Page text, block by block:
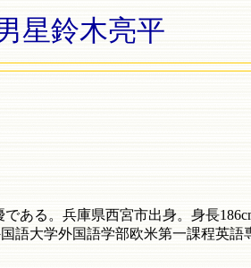
星鈴木亮平
である。兵庫県西宮市出身。身長
語大学外国語学部欧米第一課程英語